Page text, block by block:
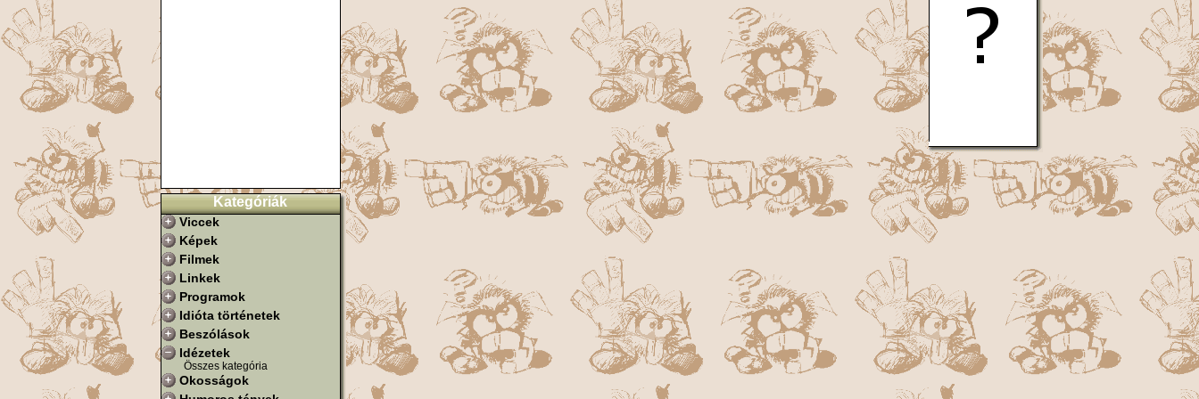
Kategóriák
Viccek
Képek
Filmek
Linkek
Programok
Idióta történetek
Beszólások
Idézetek
Összes kategória
Okosságok